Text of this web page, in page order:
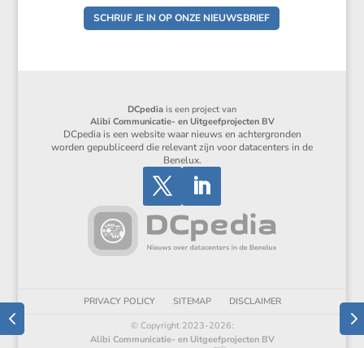
SCHRIJF JE IN OP ONZE NIEUWSBRIEF
DCpedia is een project van
Alibi Communicatie- en Uitgeefprojecten BV
DCpedia is een website waar nieuws en achtergronden
worden gepubliceerd die relevant zijn voor datacenters in de
Benelux.
PRIVACY POLICY SITEMAP
DISCLAIMER
© Copyright 2023-2026:
Alibi Communicatie- en Uitgeefprojecten BV